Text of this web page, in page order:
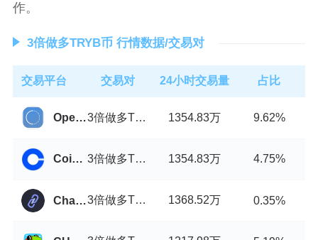
作。
3倍做多TRYB币 行情数据/交易对
交易平台 交易对 24小时交易量 占比
OpenLedger DEX 3倍做多TRYB币/USDT 1354.83万 9.62%
Coinbase 3倍做多TRYB币/USDT 1354.83万 4.75%
Chainrift 3倍做多TRYB币/USDT 1368.52万 0.35%